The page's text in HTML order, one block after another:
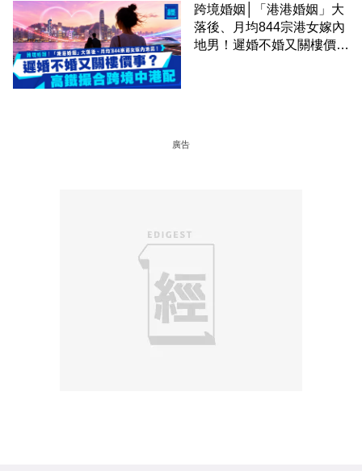
跨境婚姻│「港港婚姻」大
落後、月均844宗港女嫁內
地男！遲婚不婚又關樓價
廣告